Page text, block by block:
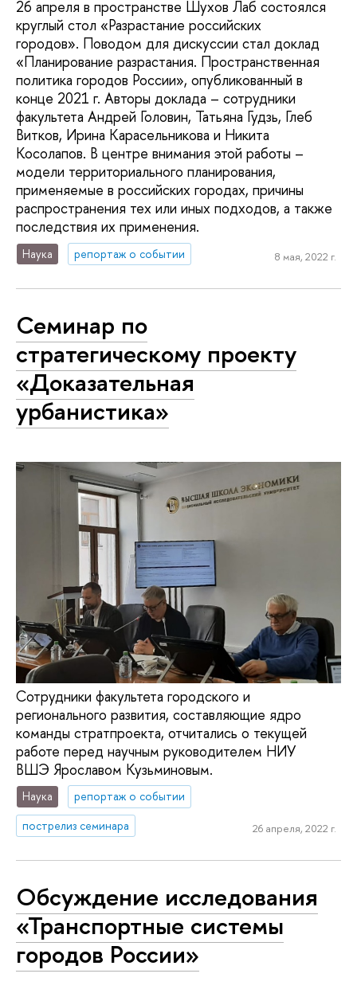
26 апреля в пространстве Шухов Лаб состоялся
круглый стол «Разрастание российских
городов». Поводом для дискуссии стал доклад
«Планирование разрастания. Пространственная
политика городов России», опубликованный в
конце 2021 г. Авторы доклада – сотрудники
факультета Андрей Головин, Татьяна Гудзь, Глеб
Витков, Ирина Карасельникова и Никита
Косолапов. В центре внимания этой работы –
модели территориального планирования,
применяемые в российских городах, причины
распространения тех или иных подходов, а также
последствия их применения.
Наука репортаж о событии 8 мая, 2022 г.
Семинар по
стратегическому проекту
«Доказательная
урбанистика»
Сотрудники факультета городского и
регионального развития, составляющие ядро
команды стратпроекта, отчитались о текущей
работе перед научным руководителем НИУ
ВШЭ Ярославом Кузьминовым.
Наука
репортаж о событии
пострелиз семинара
26 апреля, 2022 г.
Обсуждение исследования
«Транспортные системы
городов России»